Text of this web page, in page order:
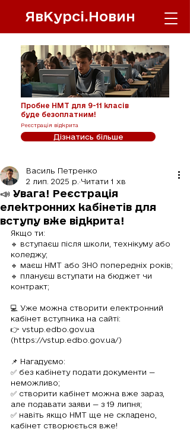
ЯвКурсі.Новин
Пробне НМТ для 9-11 класів
буде безоплатним!
Реєстрація відкрита
Дізнатись більше
📣 Увага! Реєстрація
електронних кабінетів для
вступу вже відкрита!
Василь Петренко
2 лип. 2025 р. Читати 1 хв
Якщо ти:
🔹 вступаєш після школи, технікуму або
коледжу;
🔹 маєш НМТ або ЗНО попередніх років;
🔹 плануєш вступати на бюджет чи
контракт;
💻 Уже можна створити електронний
кабінет вступника на сайті:
👉 vstup.edbo.gov.ua
(https://vstup.edbo.gov.ua/)
📌 Нагадуємо:
✅ без кабінету подати документи —
неможливо;
✅ створити кабінет можна вже зараз,
але подавати заяви — з 19 липня;
✅ навіть якщо НМТ ще не складено,
кабінет створюється вже!